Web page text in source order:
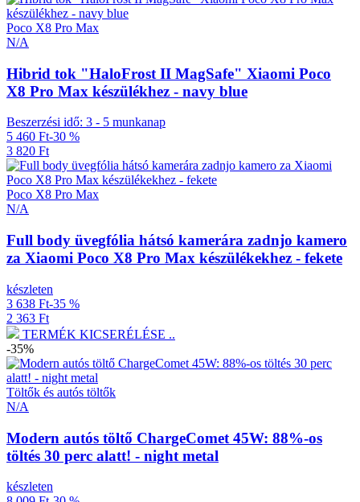
Poco X8 Pro Max
N/A
Hibrid tok "HaloFrost II MagSafe" Xiaomi Poco
X8 Pro Max készülékhez - navy blue
Beszerzési idő: 3 - 5 munkanap
5 460 Ft-30 %
3 820 Ft
Poco X8 Pro Max
N/A
Full body üvegfólia hátsó kamerára zadnjo kamero
za Xiaomi Poco X8 Pro Max készülékekhez - fekete
készleten
3 638 Ft-35 %
2 363 Ft
TERMÉK KICSERÉLÉSE ..
-35%
Töltők és autós töltők
N/A
Modern autós töltő ChargeComet 45W: 88%-os
töltés 30 perc alatt! - night metal
készleten